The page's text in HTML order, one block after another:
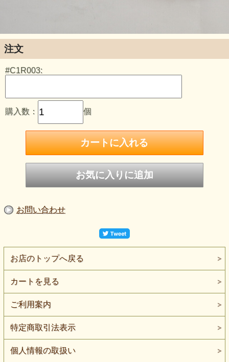
注文
#C1R003:
購入数： 個
お問い合わせ
お店のトップへ戻る
カートを見る
ご利用案内
特定商取引法表示
個人情報の取扱い